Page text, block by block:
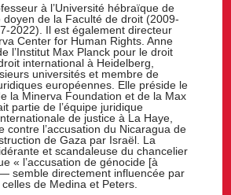
à l’Université hébraïque de
de la Faculté de droit (2009-
2022). Il est également directeur
Center for Human Rights. Anne
l’Institut Max Planck pour le droit
international à Heidelberg,
universités et membre de
européennes. Elle préside le
la Minerva Foundation et de la Max
partie de l’équipe juridique
de justice à La Haye,
contre l’accusation du Nicaragua de
de Gaza par Israël. La
et scandaleuse du chancelier
« l’accusation de génocide [à
semble directement influencée par
de Medina et Peters.